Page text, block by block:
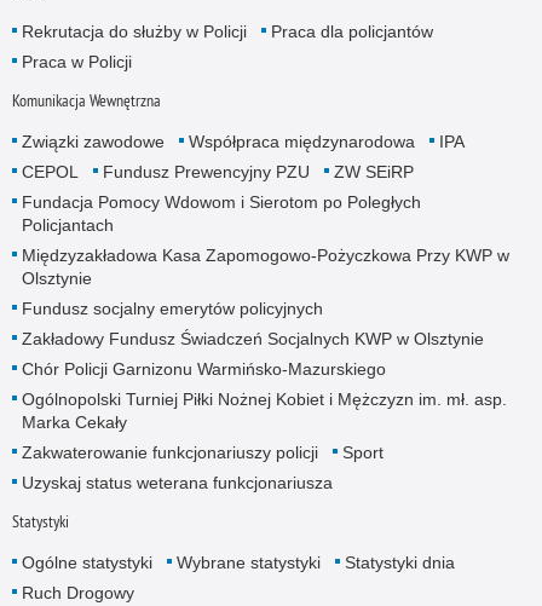
Rekrutacja do służby w Policji
Praca dla policjantów
Praca w Policji
Komunikacja Wewnętrzna
Związki zawodowe Współpraca międzynarodowa
IPA
CEPOL
Fundusz Prewencyjny PZU
ZW SEiRP
Fundacja Pomocy Wdowom i Sierotom po Poległych
Policjantach
Międzyzakładowa Kasa Zapomogowo-Pożyczkowa Przy KWP w
Olsztynie
Fundusz socjalny emerytów policyjnych
Zakładowy Fundusz Świadczeń Socjalnych KWP w Olsztynie
Chór Policji Garnizonu Warmińsko-Mazurskiego
Ogólnopolski Turniej Piłki Nożnej Kobiet i Mężczyzn im. mł. asp.
Marka Cekały
Zakwaterowanie funkcjonariuszy policji
Sport
Uzyskaj status weterana funkcjonariusza
Statystyki
Ogólne statystyki Wybrane statystyki
Statystyki dnia
Ruch Drogowy